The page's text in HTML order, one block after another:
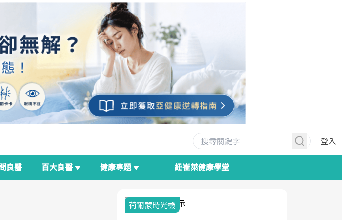
登入
良醫 百大良醫 健康專題 紐崔萊健康學堂
荷爾蒙時光機